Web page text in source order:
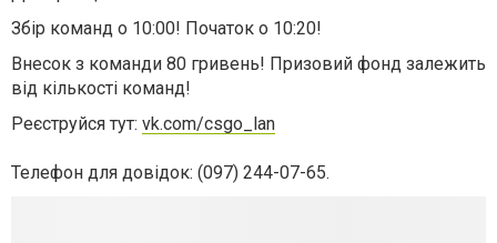
Збір команд о 10:00! Початок о 10:20!
Внесок з команди 80 гривень! Призовий фонд залежить
від кількості команд!
Реєструйся тут: vk.com/csgo_lan
Телефон для довідок: (097) 244-07-65.